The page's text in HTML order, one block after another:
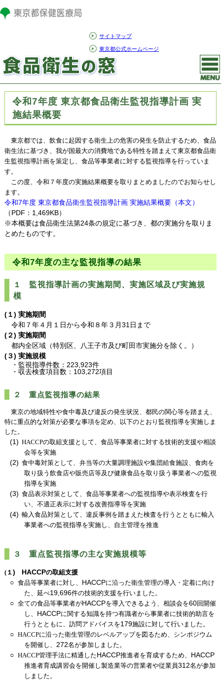
サイトマップ
東京都公式ホームページ
令和7年度 東京都食品衛生監視指導計画 実
施結果概要
東京都では、飲食に起因する衛生上の危害の発生を防止するため、食品
衛生法に基づき、我が国最大の消費地である特性を踏まえて東京都食品衛
生監視指導計画を策定し、食品等事業者に対する監視指導を行っていま
す。
この度、令和７年度の実施結果概要を取りまとめましたのでお知らせし
ます。
令和7年度 東京都食品衛生監視指導計画 実施結果概要（本文）
（PDF：1,469KB）
※本概要は食品衛生法第24条の規定に基づき、都の実施分を取りま
とめたものです。
令和7年度の主な監視指導の結果
１ 監視指導計画の実施期間、実施区域及び実施規
模
(１) 実施期間
令和７年４月１日から令和８年３月31日まで
(２) 実施期間
都内全区域（特別区、八王子市及び町田市実施分を除く。）
(３) 実施規模
・監視指導件数：223,923件
・収去検査項目数：103,272項目
２ 重点監視指導の結果
東京の地域特性や食中毒及び違反の発生状況、都民の関心等を踏まえ、
特に重点的な対策が必要な事項を定め、以下のとおり監視指導を実施しま
した。
(1) HACCPの取組支援として、食品等事業者に対する技術的支援や相談
会等を実施
(2) 食中毒対策として、弁当等の大量調理施設や集団給食施設、食肉を
取り扱う飲食店や販売店等及び健康食品を取り扱う事業者への監視
指導を実施
(3) 食品表示対策として、食品等事業者への監視指導や表示検査を行
い、不適正表示に対する改善指導等を実施
(4) 輸入食品対策として、違反事例を踏まえた検査を行うとともに輸入
事業者への監視指導を実施し、自主管理を推進
３ 重点監視指導の主な実施規模等
(１) HACCPの取組支援
○ 食品等事業者に対し、 HACCPに沿った衛生管理の導入・定着に向け
た、延べ19,696件の技術的支援を行いました。
○ 全ての食品等事業者がHACCPを導入できるよう、相談会を60回開催
し、 HACCPに関する知識を持つ有識者から事業者に技術的助言を
行うとともに、訪問アドバイスを179施設に対して行いました。
○ HACCPに沿った衛生管理のレベルアップを図るため、シンポジウム
を開催し、 272名が参加しました。
○ HACCP管理手法に精通したHACCP推進者を育成するため、 HACCP
推進者育成講習会を開催し製造業等の営業者や従業員312名が参加
しました。